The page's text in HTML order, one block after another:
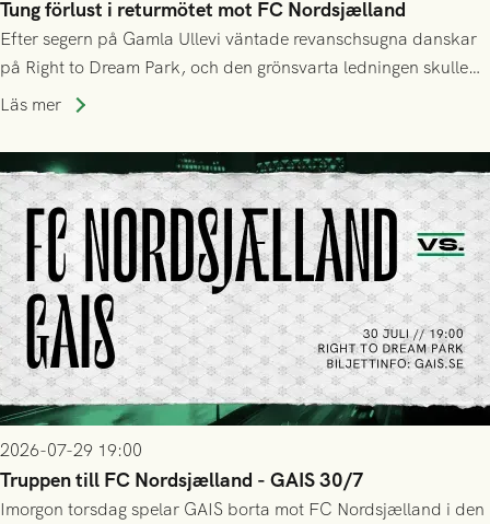
Tung förlust i returmötet mot FC Nordsjælland
Efter segern på Gamla Ullevi väntade revanschsugna danskar
på Right to Dream Park, och den grönsvarta ledningen skulle
upphöra efter mindre än kvarten spelad. På lika mark visade
tennissiffror och det grönsvarta europaäventyret tog slut.
Läs mer
2026-07-29 19:00
Truppen till FC Nordsjælland - GAIS 30/7
Imorgon torsdag spelar GAIS borta mot FC Nordsjælland i den